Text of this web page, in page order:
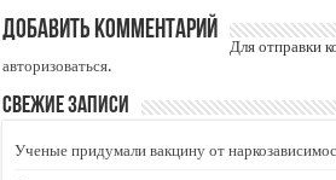
Добавить комментарий
Для отправки
авторизоваться.
Свежие записи
Ученые придумали вакцину от